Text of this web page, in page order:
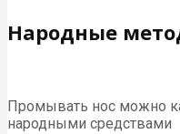
Народные
Промывать нос можно
народными средствами